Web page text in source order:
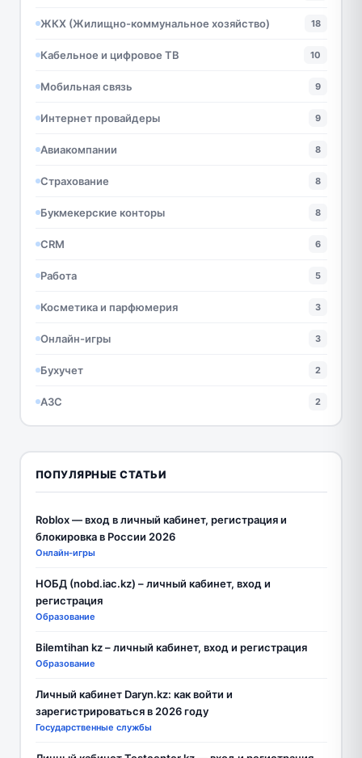
ЖКХ (Жилищно-коммунальное хозяйство) 18
Кабельное и цифровое ТВ 10
Мобильная связь 9
Интернет провайдеры 9
Авиакомпании 8
Страхование 8
Букмекерские конторы 8
CRM 6
Работа 5
Косметика и парфюмерия 3
Онлайн-игры 3
Бухучет 2
АЗС 2
ПОПУЛЯРНЫЕ СТАТЬИ
Roblox — вход в личный кабинет, регистрация и
блокировка в России 2026
Онлайн-игры
НОБД (nobd.iac.kz) – личный кабинет, вход и
регистрация
Образование
Bilemtihan kz – личный кабинет, вход и регистрация
Образование
Личный кабинет Daryn.kz: как войти и
зарегистрироваться в 2026 году
Государственные службы